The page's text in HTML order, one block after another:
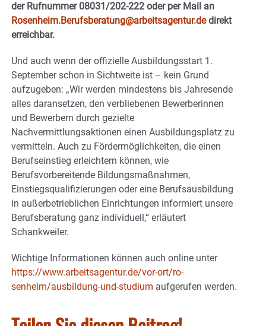
der Rufnummer 08031/202-222 oder per Mail an
Rosenheim.Berufsberatung@arbeitsagentur.dedirekt
erreichbar.
Und auch wenn der offizielle Ausbildungsstart 1.
September schon in Sichtweite ist – kein Grund
aufzugeben: „Wir werden mindestens bis Jahresende
alles daransetzen, den verbliebenen Bewerberinnen
und Bewerbern durch gezielte
Nachvermittlungsaktionen einen Ausbildungsplatz zu
vermitteln. Auch zu Fördermöglichkeiten, die einen
Berufseinstieg erleichtern können, wie
Berufsvorbereitende Bildungsmaßnahmen,
Einstiegsqualifizierungen oder eine Berufsausbildung
in außerbetrieblichen Einrichtungen informiert unsere
Berufsberatung ganz individuell,“ erläutert
Schankweiler.
Wichtige Informationen können auch online unter
https://www.arbeitsagentur.de/vor-ort/ro-
senheim/ausbildung-und-studium aufgerufen werden.